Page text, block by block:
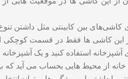
کاشی‌های بین کابینتی مثل داشتن
این کاشی ها فقط در قسمت کوچکی از
استفاده کنید‌ و یک
از محیط هایی بحساب می آید که